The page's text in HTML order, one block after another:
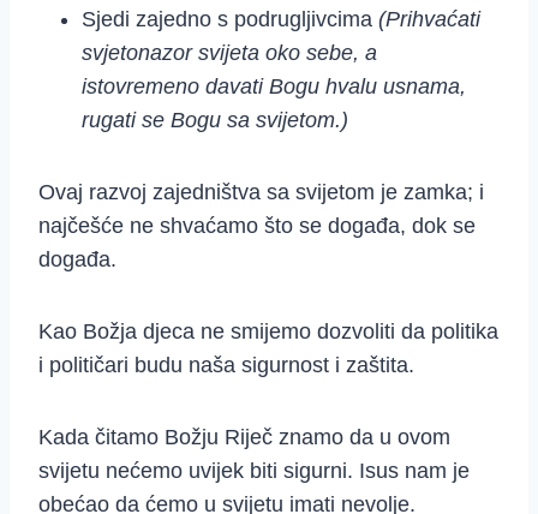
Sjedi zajedno s podrugljivcima (Prihvaćati
svjetonazor svijeta oko sebe, a
istovremeno davati Bogu hvalu usnama,
rugati se Bogu sa svijetom.)
Ovaj razvoj zajedništva sa svijetom je zamka; i
najčešće ne shvaćamo što se događa, dok se
događa.
Kao Božja djeca ne smijemo dozvoliti da politika
i političari budu naša sigurnost i zaštita.
Kada čitamo Božju Riječ znamo da u ovom
svijetu nećemo uvijek biti sigurni. Isus nam je
obećao da ćemo u svijetu imati nevolje.